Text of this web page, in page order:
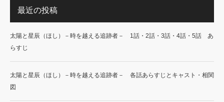
最近の投稿
太陽と星辰（ほし）－時を越える追跡者－ 1話・2話・3話・4話・5話 あ
らすじ
太陽と星辰（ほし）－時を越える追跡者－ 各話あらすじとキャスト・相関
図